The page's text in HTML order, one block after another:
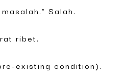
Salah.
ribet.
existing condition).